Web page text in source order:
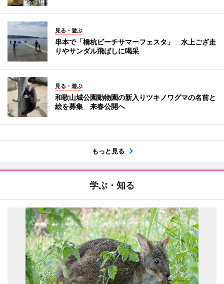
見る・遊ぶ
串本で「橋杭ビーチサマーフェスタ」 水上ござ走
りやサンダル飛ばしに喝采
見る・遊ぶ
和歌山城公園動物園の新入りツキノワグマの名前と
絵を募集 来春公開へ
もっと見る
学ぶ・知る